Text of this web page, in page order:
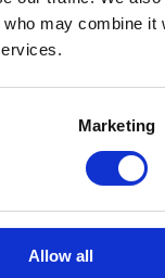
may combine it
Marketing
Allow all